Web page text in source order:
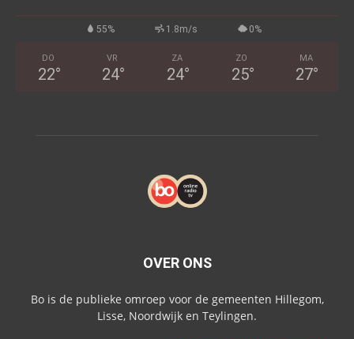
55% 1.8m/s 0%
DO
22°
VR
24°
ZA
24°
ZO
25°
MA
27°
OVER ONS
Bo is de publieke omroep voor de gemeenten Hillegom,
Lisse, Noordwijk en Teylingen.